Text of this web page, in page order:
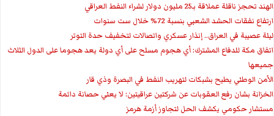
الهند تحجز ناقلة عملاقة بـ25 مليون دولار لشراء النفط العراقي
ارتفاع نفقات الحشد الشعبي بنسبة 72% خلال ست سنوات
ليلة عصيبة في العراق.. إنذار عسكري واتصالات لتخفيف حدة التوتر
‏اتفاق مكة للدفاع المشترك: أي هجوم مسلح على أي دولة يعد هجوما على الدول الثلاث
جميعها
الأمن الوطني يطيح بشبكات لتهريب النفط في البصرة وذي قار
الخزانة بشان رفع العقوبات عن شركتين عراقيتين: لا يعني حصانة دائمة
مستشار حكومي يكشف الحل لتجاوز أزمة هرمز